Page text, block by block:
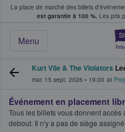
La place de marché des billets
est garantie à 100 %. Les prix
Menu
fans achètent et
Kurt Vile & The Violators
mar. 15 sept. 2026 • 19:00 at
Événement en placement
Tous les billets vous donnent
debout. Il n'y a pas de siège assigné.